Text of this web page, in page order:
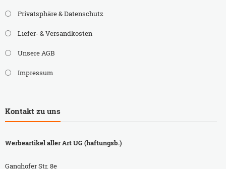
Privatsphäre & Datenschutz
Liefer- & Versandkosten
Unsere AGB
Impressum
Kontakt zu uns
Werbeartikel aller Art UG (haftungsb.)
Ganghofer Str. 8e